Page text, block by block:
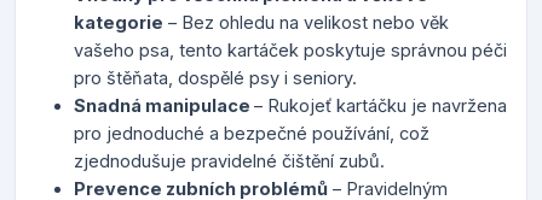
kategorie – Bez ohledu na velikost nebo věk
vašeho psa, tento kartáček poskytuje správnou péči
pro štěňata, dospělé psy i seniory.
Snadná manipulace – Rukojeť kartáčku je navržena
pro jednoduché a bezpečné používání, což
zjednodušuje pravidelné čištění zubů.
Prevence zubních problémů – Pravidelným